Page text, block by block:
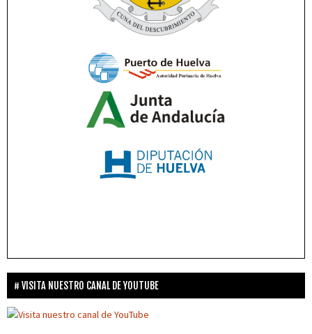
VISITA NUESTRO CANAL DE YOUTUBE